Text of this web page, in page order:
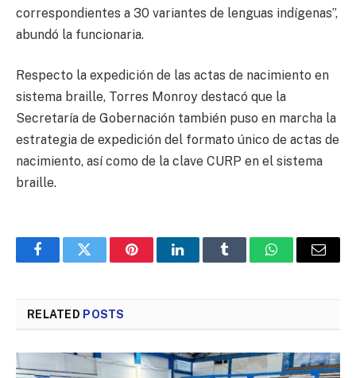
correspondientes a 30 variantes de lenguas indígenas”,
abundó la funcionaria.
Respecto la expedición de las actas de nacimiento en
sistema braille, Torres Monroy destacó que la
Secretaría de Gobernación también puso en marcha la
estrategia de expedición del formato único de actas de
nacimiento, así como de la clave CURP en el sistema
braille.
FacebookTwitter PinterestLinkedInTumblr WhatsAppEmail
RELATED POSTS